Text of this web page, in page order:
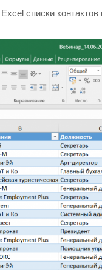
списки